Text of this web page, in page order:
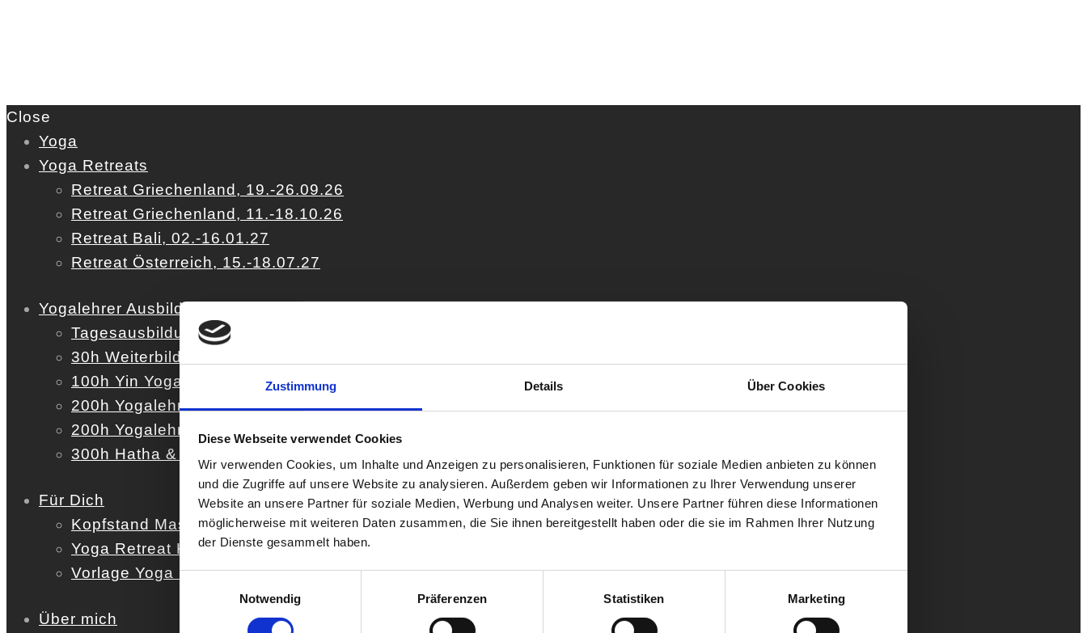
Zustimmung Details Über Cookies
Diese Webseite verwendet Cookies
Wir verwenden Cookies, um Inhalte und Anzeigen zu personalisieren, Funktionen für soziale Medien anbieten zu können
und die Zugriffe auf unsere Website zu analysieren. Außerdem geben wir Informationen zu Ihrer Verwendung unserer
Website an unsere Partner für soziale Medien, Werbung und Analysen weiter. Unsere Partner führen diese Informationen
möglicherweise mit weiteren Daten zusammen, die Sie ihnen bereitgestellt haben oder die sie im Rahmen Ihrer Nutzung
der Dienste gesammelt haben.
Einwilligungsauswahl
Notwendig
Präferenzen Statistiken Marketing
Close
Yoga
Yoga Retreats
Retreat Griechenland, 19.-26.09.26
Retreat Griechenland, 11.-18.10.26
Retreat Bali, 02.-16.01.27
Retreat Österreich, 15.-18.07.27
Yogalehrer Ausbildung
Tagesausbildung
30h Weiterbildung (YACEP)
100h Yin Yoga & Meditationsausbildung
200h Yogalehrer Ausbildung Ausland
200h Yogalehrer Ausbildung Deutschland
300h Hatha & Vinyasa Yogalehrer Ausbildung
Für Dich
Kopfstand Masterclass
Yoga Retreat Kit
Vorlage Yoga Stunde
Über mich